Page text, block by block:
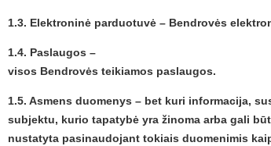
1.3. Elektroninė parduotuvė – Bendrovės
1.4. Paslaugos –
visos Bendrovės teikiamos paslaugos.
1.5. Asmens duomenys – bet kuri informacija,
subjektu, kurio tapatybė yra žinoma arba gali
nustatyta pasinaudojant tokiais duomenimis